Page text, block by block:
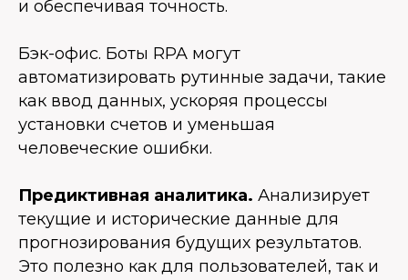
и обеспечивая точность.
Бэк-офис. Боты RPA могут
автоматизировать рутинные задачи, такие
как ввод данных, ускоряя процессы
установки счетов и уменьшая
человеческие ошибки.
Предиктивная аналитика. Анализирует
текущие и исторические данные для
прогнозирования будущих результатов.
Это полезно как для пользователей, так и